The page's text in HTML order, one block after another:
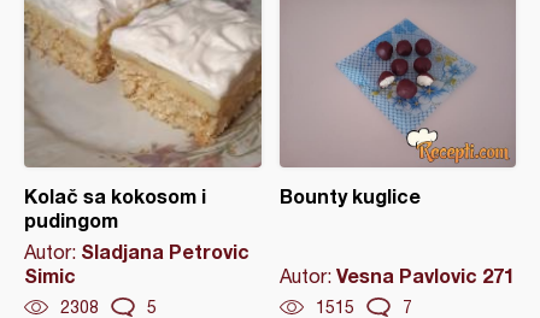
Kolač sa kokosom i
pudingom
Autor: Sladjana Petrovic
Simic
2308 5
Bounty kuglice
Autor: Vesna Pavlovic 271
1515 7